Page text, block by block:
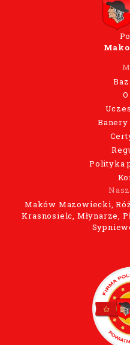
Banery
Polityka
Maków Mazowiecki,
Krasnosielc, Młynarze,